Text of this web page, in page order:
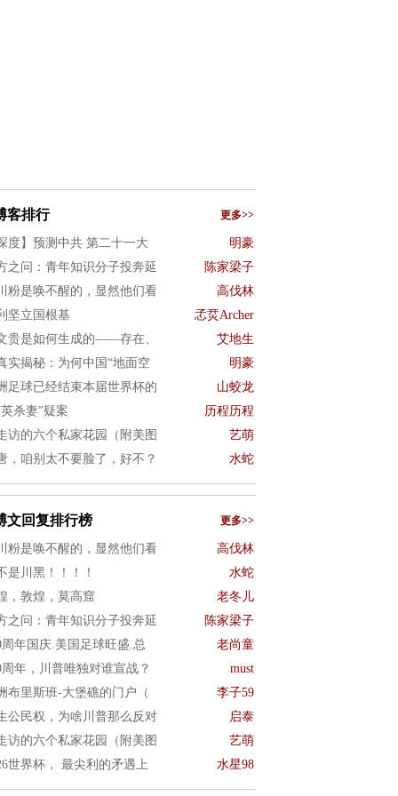
客排行 更多>>
度】预测中共 第二十一大
明豪
之问：青年知识分子投奔延
陈家梁子
粉是唤不醒的，显然他们看
高伐林
坚立国根基
孞烎Archer
贵是如何生成的——存在、
艾地生
实揭秘：为何中国“地面空
明豪
足球已经结束本届世界杯的
山蛟龙
杀妻”疑案
历程历程
访的六个私家花园（附美图
艺萌
，咱别太不要脸了，好不？
水蛇
文回复排行榜 更多>>
粉是唤不醒的，显然他们看
高伐林
是川黑！！！！
水蛇
，敦煌，莫高窟
老冬儿
之问：青年知识分子投奔延
陈家梁子
周年国庆.美国足球旺盛.总
老尚童
周年，川普唯独对谁宣战？
must
布里斯班-大堡礁的门户（
李子59
公民权，为啥川普那么反对
启泰
访的六个私家花园（附美图
艺萌
世界杯， 最尖利的矛遇上
水星98